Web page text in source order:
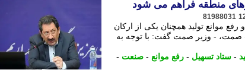
منطقه فراهم می شود
81988031
موانع تولید همچنان یکی از ارکان
صمت، - وزیر صمت گفت: با توجه به
- ستاد تسهیل - رفع موانع - صنعت -